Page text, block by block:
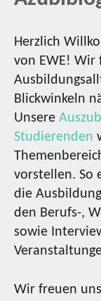
Herzlich
von EWE! Wir
Blickwinkeln
Unsere
Studierenden
vorstellen. So
die
den Berufs-,
sowie
Wir freuen